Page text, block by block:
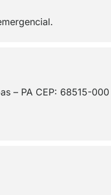
– PA CEP: 68515-000